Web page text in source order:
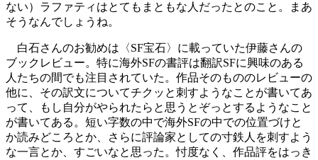
ない）ラファティはとてもまともな人だったとのこと。まあ
そうなんでしょうね。
白石さんのお勧めは〈SF宝石〉に載っていた伊藤さんの
ブックレビュー。特に海外SFの書評は翻訳SFに興味のある
人たちの間でも注目されていた。作品そのもののレビューの
他に、その訳文についてチクッと刺すようなことが書いてあ
って、もし自分がやられたらと思うとぞっとするようなこと
が書いてある。短い字数の中で海外SFの中での位置づけと
か読みどころとか、さらに評論家としての寸鉄人を刺すよう
な一言とか、すごいなと思った。忖度なく、作品評をはっき